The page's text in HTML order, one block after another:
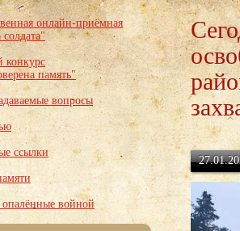
онлайн-приёмная
солдата"
конкурс
память"
вопросы
ссылки
войной